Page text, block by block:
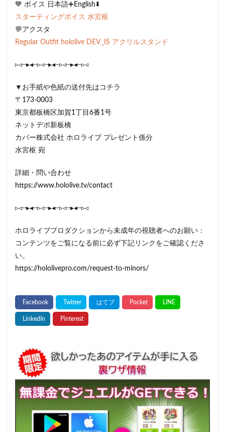
💙 ボイス 日本語➕English⬇️
スターティングボイス 水宮枢
💬アクスタ
Regular Outfit hololive DEV_IS アクリルスタンド
▹◃┄▸◂┄▹◃┄▸◂┄▹◃┄▸◂┄▹◃
▼お手紙や色紙の送付先はコチラ
〒173-0003
東京都板橋区加賀1丁目6番1号
ネットデポ新板橋
カバー株式会社 ホロライブ プレゼント係分
水宮枢 宛
詳細・問い合わせ
https://www.hololive.tv/contact
▹◃┄▸◂┄▹◃┄▸◂┄▹◃┄▸◂┄▹◃
ホロライブプロダクションから未成年の視聴者へのお願い：
コンテンツをご覧になる前に必ず下記リンクをご確認くださ
い。
https://hololivepro.com/request-to-minors/